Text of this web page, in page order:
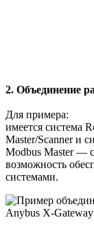
2. Объединение
Для примера:
имеется система
Master/Scanner и
Modbus Master —
возможность
системами.